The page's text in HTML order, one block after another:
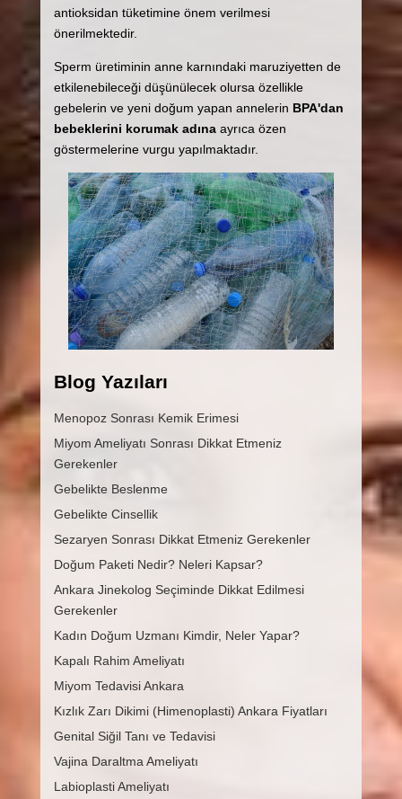
antioksidan tüketimine önem verilmesi
önerilmektedir.
Sperm üretiminin anne karnındaki maruziyetten de
etkilenebileceği düşünülecek olursa özellikle
gebelerin ve yeni doğum yapan annelerin BPA'dan
bebeklerini korumak adınaayrıca özen
göstermelerine vurgu yapılmaktadır.
Blog Yazıları
Menopoz Sonrası Kemik Erimesi
Miyom Ameliyatı Sonrası Dikkat Etmeniz
Gerekenler
Gebelikte Beslenme
Gebelikte Cinsellik
Sezaryen Sonrası Dikkat Etmeniz Gerekenler
Doğum Paketi Nedir? Neleri Kapsar?
Ankara Jinekolog Seçiminde Dikkat Edilmesi
Gerekenler
Kadın Doğum Uzmanı Kimdir, Neler Yapar?
Kapalı Rahim Ameliyatı
Miyom Tedavisi Ankara
Kızlık Zarı Dikimi (Himenoplasti) Ankara Fiyatları
Genital Siğil Tanı ve Tedavisi
Vajina Daraltma Ameliyatı
Labioplasti Ameliyatı